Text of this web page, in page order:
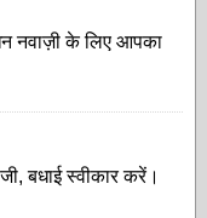
नवाज़ी के लिए आपका
बधाई स्वीकार करें।